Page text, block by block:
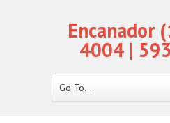
Encanador
4004 |
Go To...